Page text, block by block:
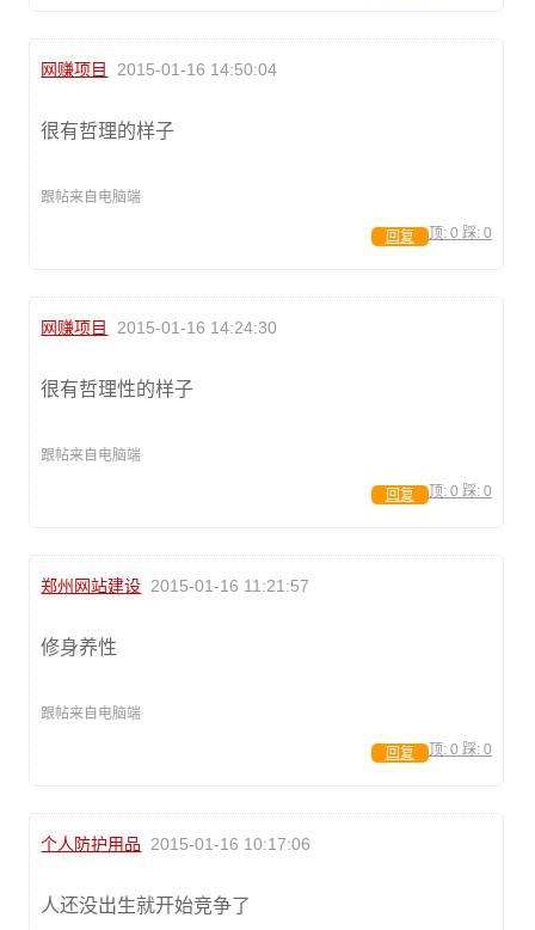
网赚项目 2015-01-16 14:50:04
很有哲理的样子
跟帖来自电脑端
顶: 0 踩: 0
回复
网赚项目 2015-01-16 14:24:30
很有哲理性的样子
跟帖来自电脑端
顶: 0 踩: 0
回复
郑州网站建设 2015-01-16 11:21:57
修身养性
跟帖来自电脑端
顶: 0 踩: 0
回复
个人防护用品 2015-01-16 10:17:06
人还没出生就开始竞争了